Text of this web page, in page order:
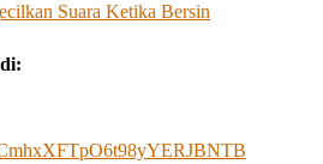
Suara Ketika Bersin